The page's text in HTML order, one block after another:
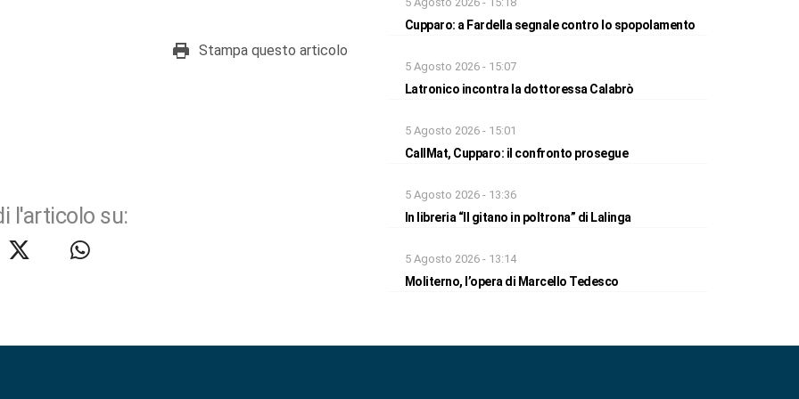
Stampa questo articolo
l'articolo su:
Cupparo: a Fardella segnale contro lo spopolamento
5 Agosto 2026 - 15:07
Latronico incontra la dottoressa Calabrò
5 Agosto 2026 - 15:01
CallMat, Cupparo: il confronto prosegue
5 Agosto 2026 - 13:36
In libreria “Il gitano in poltrona” di Lalinga
5 Agosto 2026 - 13:14
Moliterno, l’opera di Marcello Tedesco